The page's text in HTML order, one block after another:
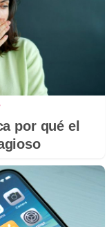
por qué el